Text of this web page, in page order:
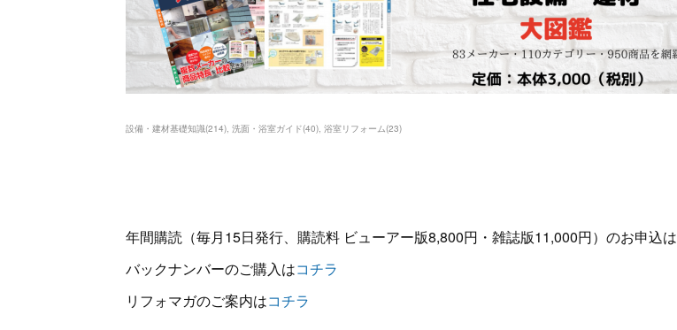
設備・建材基礎知識(214) 洗面・浴室ガイド(40) 浴室リフォーム(23)
年間購読（毎月15日発行、購読料 ビューアー版8,800円・雑誌版11,000円）のお申込は
バックナンバーのご購入はコチラ
リフォマガのご案内はコチラ